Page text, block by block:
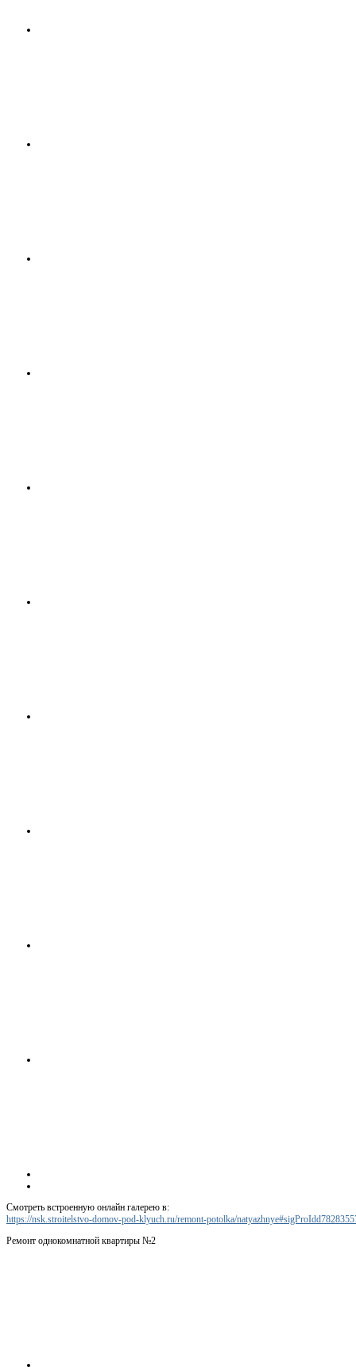
Смотреть встроенную онлайн галерею в:
https://nsk.stroitelstvo-domov-pod-klyuch.ru/remont-potolka/
Ремонт однокомнатной квартиры №2